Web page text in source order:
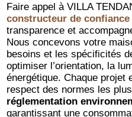
Faire appel à VILLA
constructeur de confiance
transparence et
Nous concevons votre
besoins et les spécificités
optimiser l’orientation, la
énergétique. Chaque projet
respect des normes les
réglementation
garantissant une